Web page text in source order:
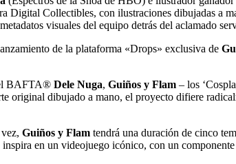
Digital Collectibles, con ilustraciones dibujadas a
visuales del equipo detrás del aclamado
de la plataforma «Drops» exclusiva de
BAFTA® Dele Nuga, Guiños y Flam – los
original dibujado a mano, el proyecto difiere
Guiños y Flam tendrá una duración de cinco
en un videojuego icónico, con un